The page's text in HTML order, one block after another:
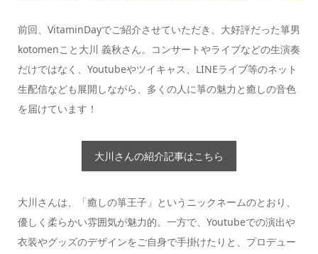
前回、VitaminDayでご紹介させていただき、大好評だった箏男
kotomenこと大川 義秋さん。コンサートやライブなどの生演奏
だけではなく、Youtubeやツイキャス、LINEライブ等のネット
生配信なども展開しながら、多くの人に箏の魅力と癒しの音色
を届けています！
大川さんの紹介記事はこちら
大川さんは、「癒しの箏王子」というニックネームのとおり、
優しく柔らかい雰囲気が魅力的。一方で、Youtubeでの演出や
衣装やグッズのデザインをご自身で手掛けたりと、プロデュー